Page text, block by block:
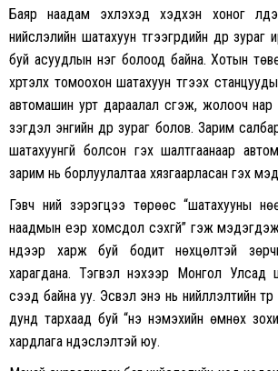
Баяр наадам эхлэхэд хэдхэн хоног
нийслэлийн шатахуун түгээгүүрүүдийн дүр
буй асуудлын нэг болоод байна. Хотын
хүртэлх томоохон шатахуун түгээх
автомашин урт дараалал үүсгэж, жолооч нар
үзэгдэл энгийн дүр зураг болов. Зарим
шатахуунгүй болсон гэх шалтгаанаар
зарим нь борлуулалтаа хязгаарласан гэх
Гэвч үүний зэрэгцээ төрөөс “шатахууны
наадмын үеэр хомсдол үүсэхгүй” гэж
нүдээр харж буй бодит нөхцөлтэй
харагдана. Тэгвэл үнэхээр Монгол Улсад
үүсээд байна уу. Эсвэл энэ нь нийлүүлэлтийн
дунд тархаад буй “үнэ нэмэхийн өмнөх
хардлага үндэслэлтэй юу.